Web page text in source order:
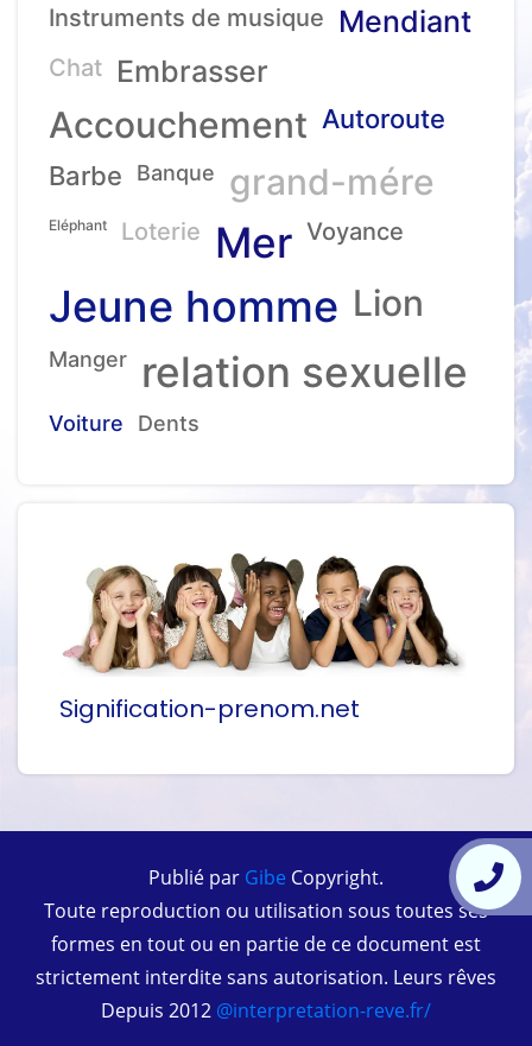
Instruments de musique Mendiant
Chat Embrasser
Accouchement Autoroute
Barbe
Banque grand-mére
Eléphant Loterie Mer Voyance
Jeune homme Lion
Manger relation sexuelle
Voiture Dents
Signification-prenom.net
Publié par Gibe Copyright.
Toute reproduction ou utilisation sous toutes ses
formes en tout ou en partie de ce document est
strictement interdite sans autorisation. Leurs rêves
Depuis 2012 @interpretation-reve.fr/